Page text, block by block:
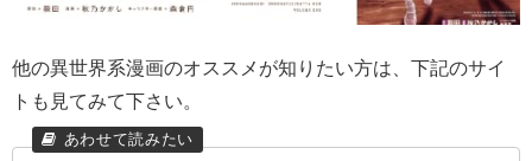
他の異世界系漫画のオススメが知りたい方は、下記のサイ
トも見てみて下さい。